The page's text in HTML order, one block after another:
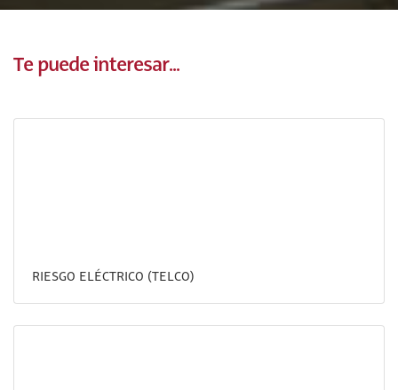
Te puede interesar...
RIESGO ELÉCTRICO (TELCO)